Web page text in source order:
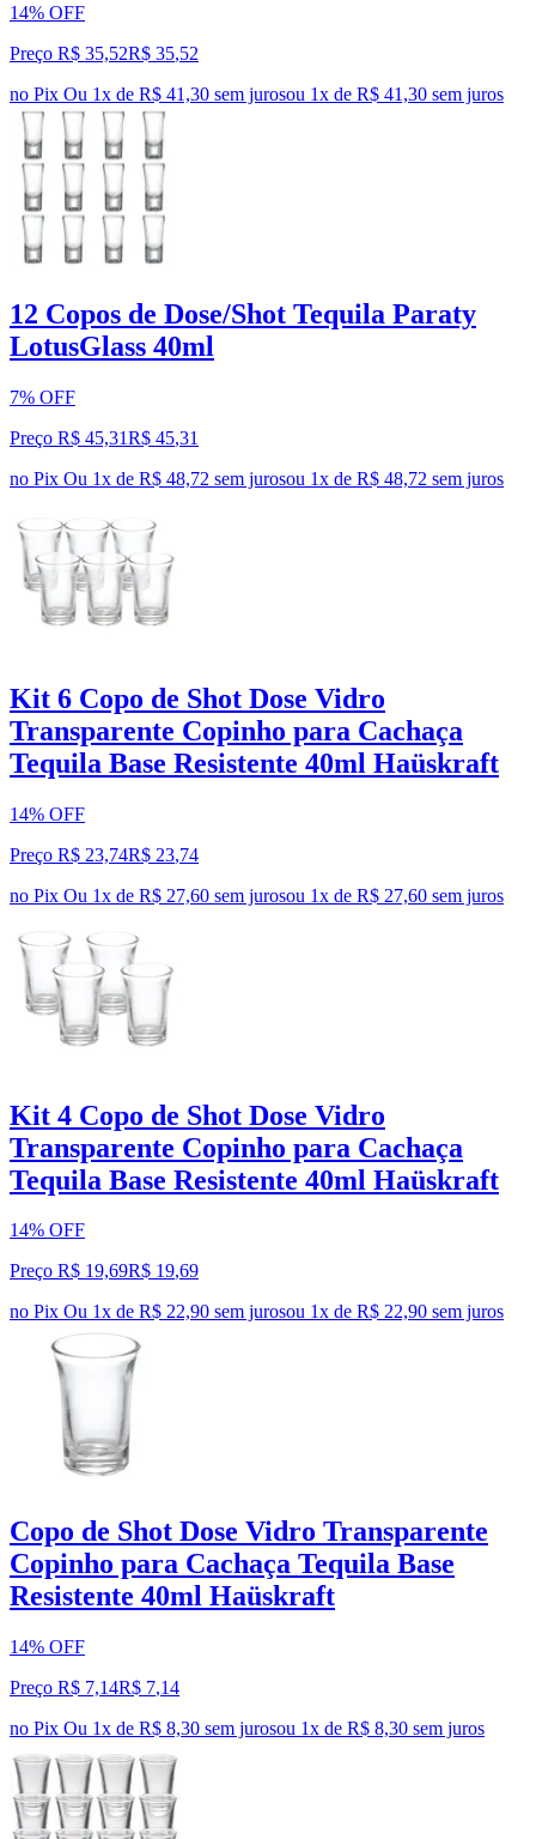
14% OFF
Preço R$ 35,52R$ 35,52
no Pix Ou 1x de R$ 41,30 sem jurosou 1x de R$ 41,30 sem juros
12 Copos de Dose/Shot Tequila Paraty
LotusGlass 40ml
7% OFF
Preço R$ 45,31R$ 45,31
no Pix Ou 1x de R$ 48,72 sem jurosou 1x de R$ 48,72 sem juros
Kit 6 Copo de Shot Dose Vidro
Transparente Copinho para Cachaça
Tequila Base Resistente 40ml Haüskraft
14% OFF
Preço R$ 23,74R$ 23,74
no Pix Ou 1x de R$ 27,60 sem jurosou 1x de R$ 27,60 sem juros
Kit 4 Copo de Shot Dose Vidro
Transparente Copinho para Cachaça
Tequila Base Resistente 40ml Haüskraft
14% OFF
Preço R$ 19,69R$ 19,69
no Pix Ou 1x de R$ 22,90 sem jurosou 1x de R$ 22,90 sem juros
Copo de Shot Dose Vidro Transparente
Copinho para Cachaça Tequila Base
Resistente 40ml Haüskraft
14% OFF
Preço R$ 7,14R$ 7,14
no Pix Ou 1x de R$ 8,30 sem jurosou 1x de R$ 8,30 sem juros